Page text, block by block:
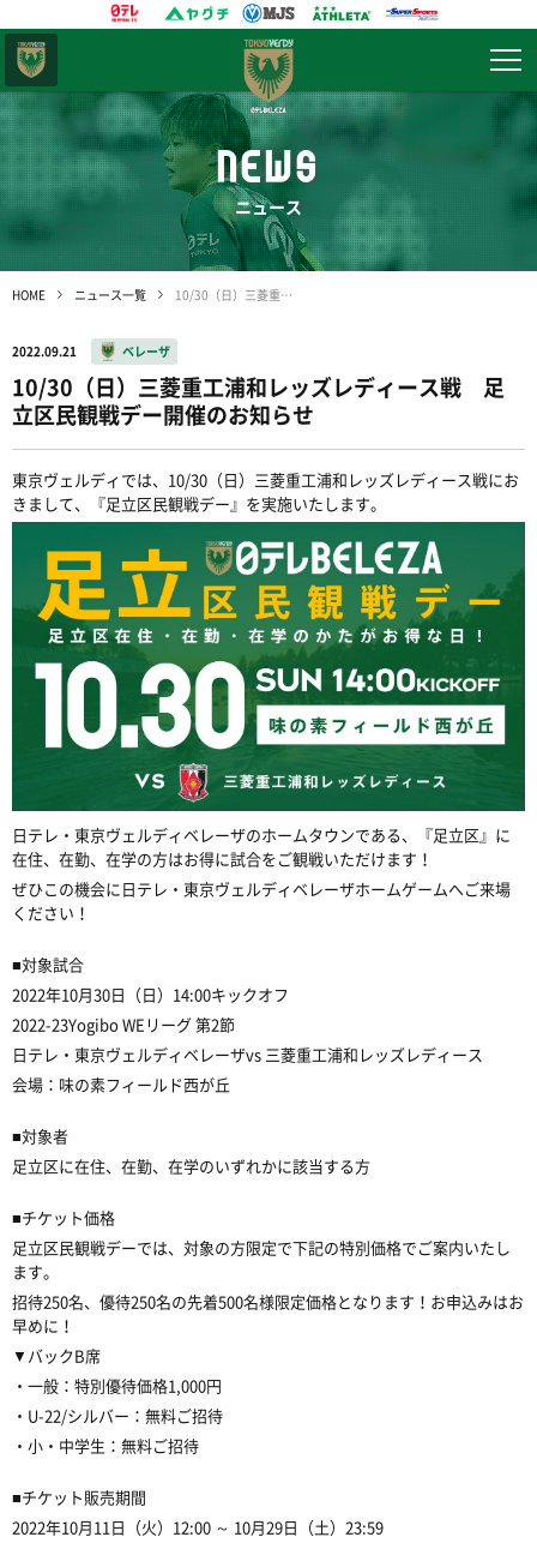
NEWS
ニュース
HOME ニュース一覧 10/30（日）三菱重工浦和レッズレディース戦 足立区民観戦デー開催のお知らせ
2022.09.21 ベレーザ
10/30（日）三菱重工浦和レッズレディース戦 足
立区民観戦デー開催のお知らせ
東京ヴェルディでは、10/30（日）三菱重工浦和レッズレディース戦にお
きまして、『足立区民観戦デー』を実施いたします。
日テレ・東京ヴェルディベレーザのホームタウンである、『足立区』に
在住、在勤、在学の方はお得に試合をご観戦いただけます！
ぜひこの機会に日テレ・東京ヴェルディベレーザホームゲームへご来場
ください！
■対象試合
2022年10月30日（日）14:00キックオフ
2022-23Yogibo WEリーグ 第2節
日テレ・東京ヴェルディベレーザvs 三菱重工浦和レッズレディース
会場：味の素フィールド西が丘
■対象者
足立区に在住、在勤、在学のいずれかに該当する方
■チケット価格
足立区民観戦デーでは、対象の方限定で下記の特別価格でご案内いたし
ます。
招待250名、優待250名の先着500名様限定価格となります！お申込みはお
早めに！
▼バックB席
・一般：特別優待価格1,000円
・U-22/シルバー：無料ご招待
・小・中学生：無料ご招待
■チケット販売期間
2022年10月11日（火）12:00 ～ 10月29日（土）23:59